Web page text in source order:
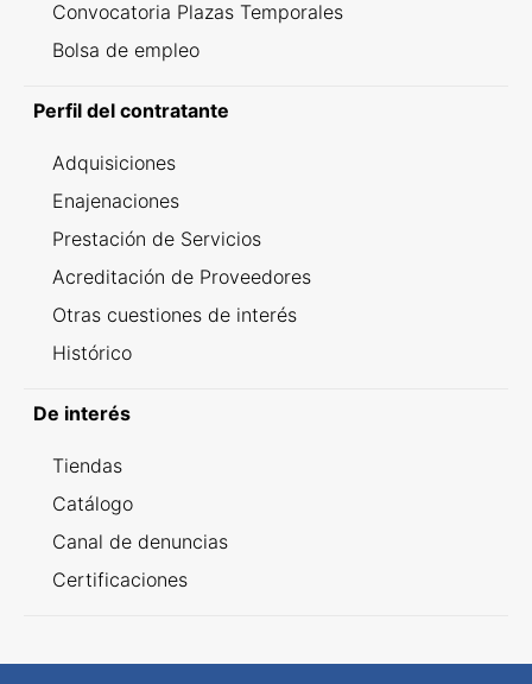
Convocatoria Plazas Temporales
Bolsa de empleo
Perfil del contratante
Adquisiciones
Enajenaciones
Prestación de Servicios
Acreditación de Proveedores
Otras cuestiones de interés
Histórico
De interés
Tiendas
Catálogo
Canal de denuncias
Certificaciones